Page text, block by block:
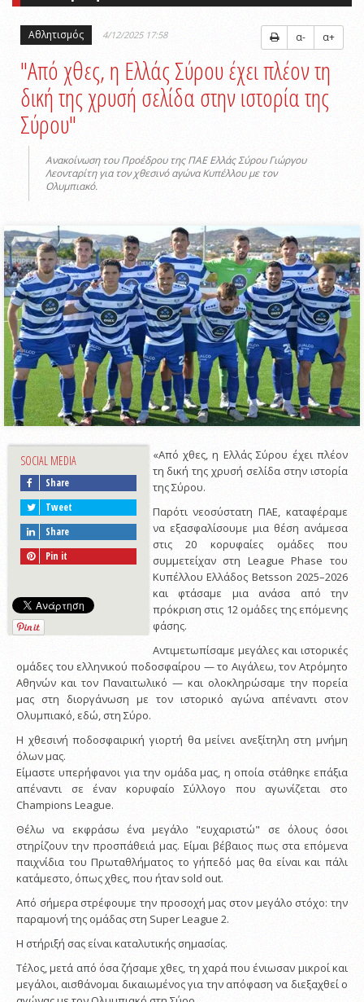
Αθλητισμός 4/12/2025 17:58 α- α+
"Από χθες, η Ελλάς Σύρου έχει πλέον τη
δική της χρυσή σελίδα στην ιστορία της
Σύρου"
Ανακοίνωση του Προέδρου της ΠΑΕ Ελλάς Σύρου Γιώργου
Λεονταρίτη για τον χθεσινό αγώνα Κυπέλλου με τον
Ολυμπιακό.
SOCIAL MEDIA
Share
Tweet
Share
Pin it
«Από χθες, η Ελλάς Σύρου έχει πλέον
τη δική της χρυσή σελίδα στην ιστορία
της Σύρου.
Παρότι νεοσύστατη ΠΑΕ, καταφέραμε
να εξασφαλίσουμε μια θέση ανάμεσα
στις 20 κορυφαίες ομάδες που
συμμετείχαν στη League Phase του
Κυπέλλου Ελλάδος Betsson 2025–2026
και φτάσαμε μια ανάσα από την
πρόκριση στις 12 ομάδες της επόμενης
φάσης.
Αντιμετωπίσαμε μεγάλες και ιστορικές
ομάδες του ελληνικού ποδοσφαίρου — το Αιγάλεω, τον Ατρόμητο
Αθηνών και τον Παναιτωλικό — και ολοκληρώσαμε την πορεία
μας στη διοργάνωση με τον ιστορικό αγώνα απέναντι στον
Ολυμπιακό, εδώ, στη Σύρο.
Η χθεσινή ποδοσφαιρική γιορτή θα μείνει ανεξίτηλη στη μνήμη
όλων μας.
Είμαστε υπερήφανοι για την ομάδα μας, η οποία στάθηκε επάξια
απέναντι σε έναν κορυφαίο Σύλλογο που αγωνίζεται στο
Champions League.
Θέλω να εκφράσω ένα μεγάλο "ευχαριστώ" σε όλους όσοι
στηρίζουν την προσπάθειά μας. Είμαι βέβαιος πως στα επόμενα
παιχνίδια του Πρωταθλήματος το γήπεδό μας θα είναι και πάλι
κατάμεστο, όπως χθες, που ήταν sold out.
Από σήμερα στρέφουμε την προσοχή μας στον μεγάλο στόχο: την
παραμονή της ομάδας στη Super League 2.
Η στήριξή σας είναι καταλυτικής σημασίας.
Τέλος, μετά από όσα ζήσαμε χθες, τη χαρά που ένιωσαν μικροί και
μεγάλοι, αισθάνομαι δικαιωμένος για την απόφαση να διεξαχθεί ο